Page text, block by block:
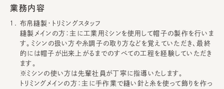
業務内容
布帛縫製・トリミングスタッフ
縫製メインの方：主に工業用ミシンを使用して帽子の製作を行いま
す。ミシンの扱い方や糸調子の取り方などを覚えていただき、最終
的には帽子が出来上がるまでのすべての工程を経験していただき
ます。
※ミシンの使い方は先輩社員が丁寧に指導いたします。
トリミングメインの方：主に手作業で縫い針と糸を使って飾りを作っ